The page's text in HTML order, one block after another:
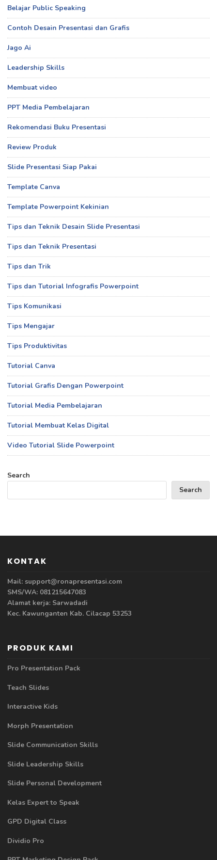
Belajar Public Speaking
Contoh Desain Presentasi dan Grafis
Jago Ai
Leadership Skills
Membuat video
PPT Media Pembelajaran
Rekomendasi Buku Presentasi
Review Produk
Slide Presentasi Siap Pakai
Template Canva
Template Powerpoint Kekinian
Tips dan Teknik Desain Slide Presentasi
Tips dan Teknik Presentasi
Tips dan Trik
Tips dan Tutorial Infografis Powerpoint
Tips Komunikasi
Tips Mengajar
Tips Produktivitas
Tutorial Canva
Tutorial Grafis Dengan Powerpoint
Tutorial Media Pembelajaran
Tutorial Membuat Kelas Digital
Video Tutorial Slide Powerpoint
Search
Search
KONTAK
Mail: support@ronapresentasi.com
SMS/WA: 081215647083
Alamat kerja: Sarwadadi
Kec. Kawunganten Kab. Cilacap 53253
PRODUK KAMI
Pro Presentation Pack
Teach Slides
Interactive Kids
Morph Presentation
Slide Communication Skills
Slide Leadership Skills
Slide Personal Development
Kelas Expert to Speak
GPD Digital Class
Dividio Pro